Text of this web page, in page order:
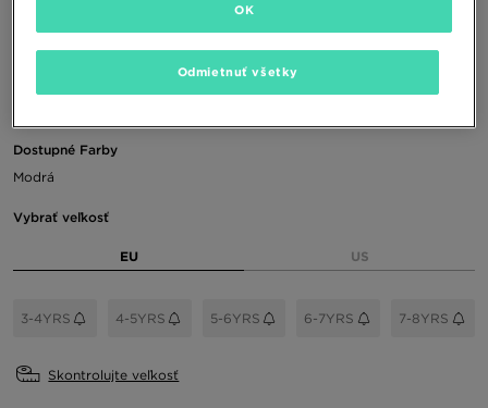
MCKENZIE DRES MINI ERWAN CREW TRACKSUIT
CHILDREN
30,00 €
Dostupné Farby
Modrá
Vybrať veľkosť
EU US
3-4YRS 4-5YRS 5-6YRS 6-7YRS 7-8YRS
Skontrolujte veľkosť
Odmietnuť všetky
OK